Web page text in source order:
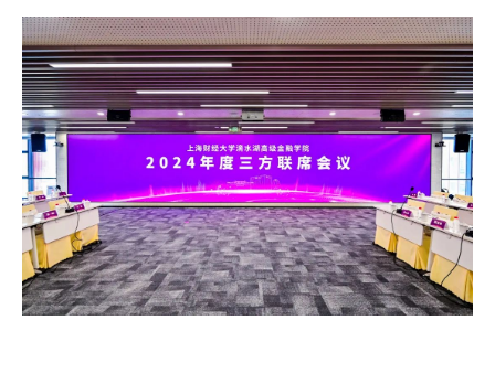
EN
地址：上海市浦东新区海基六路99号创新魔坊三期2号楼
邮编：201306
总机：021-38221153
邮箱： dafi@sufe.edu.cn